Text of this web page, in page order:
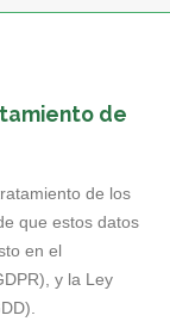
de
de los
que estos datos
en el
y la Ley